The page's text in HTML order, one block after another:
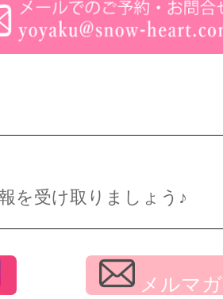
を受け取りましょう♪
メルマガ